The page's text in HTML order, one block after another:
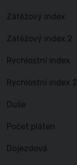
Zátěžový index
Zátěžový index 2
Rychlostní index
Rychlostní index 2
Duše
Počet pláten
Dojezdová